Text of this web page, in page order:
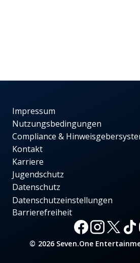
Impressum
Nutzungsbedingungen
Compliance &
Kontakt
Karriere
Jugendschutz
Datenschutz
Datenschutzeinstellungen
Barrierefreiheit
© 2026 Seven.One